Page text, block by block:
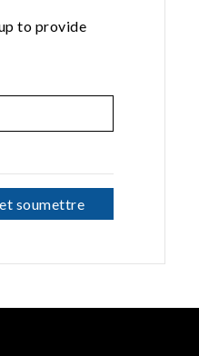
to provide
soumettre